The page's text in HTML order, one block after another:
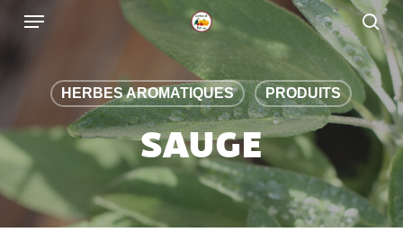
HERBES AROMATIQUES PRODUITS
SAUGE